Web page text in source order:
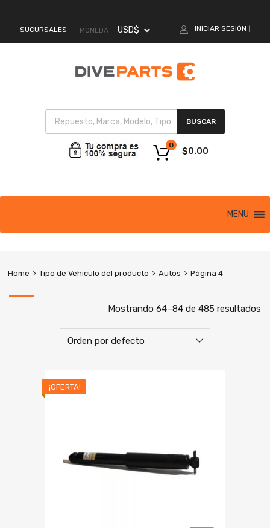
SUCURSALES MONEDA INICIAR SESIÓN
BUSCAR
$0.00
0
MENU
Home Tipo de Vehículo del producto Autos Página 4
Mostrando 64–84 de 485 resultados
¡OFERTA!